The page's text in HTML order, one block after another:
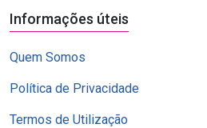
Informações úteis
Quem Somos
Política de Privacidade
Termos de Utilização